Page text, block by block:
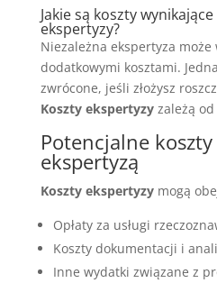
Jakie są koszty
ekspertyzy?
Niezależna ekspertyza może
dodatkowymi kosztami.
zwrócone, jeśli złożysz
Koszty ekspertyzyzależą od
Potencjalne
ekspertyzą
Koszty ekspertyzymogą
Opłaty za usługi
Koszty dokumentacji i
Inne wydatki związane z